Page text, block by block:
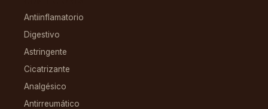
Antiinflamatorio
Digestivo
Astringente
Cicatrizante
Analgésico
Antirreumático